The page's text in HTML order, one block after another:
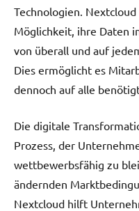
Technologien.
Möglichkeit, ihre Daten
von überall und auf
Dies ermöglicht es
dennoch auf alle
Die digitale
Prozess, der
wettbewerbsfähig zu
ändernden
Nextcloud hilft